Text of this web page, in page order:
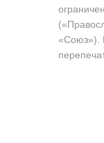
«Союз»).